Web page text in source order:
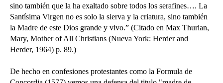
sino también que la ha exaltado sobre todos los serafines…. La
Santísima Virgen no es solo la sierva y la criatura, sino también
la Madre de este Dios grande y vivo.” (Citado en Max Thurian,
Mary, Mother of All Christians (Nueva York: Herder and
Herder, 1964) p. 89.)
De hecho en confesiones protestantes como la Formula de